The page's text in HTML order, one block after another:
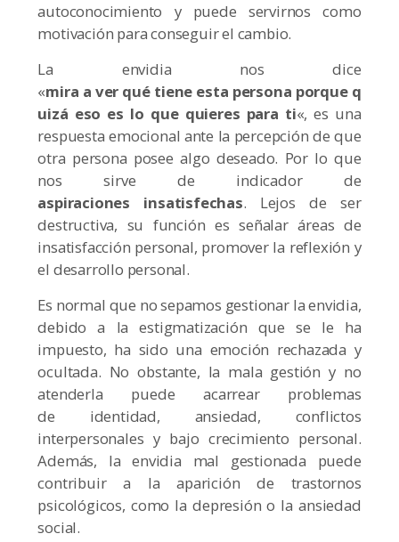
autoconocimiento y puede servirnos como
motivación para conseguir el cambio.
La envidia nos dice
«mira a ver qué tiene esta persona porque q
uizá eso es lo que quieres para ti«, es una
respuesta emocional ante la percepción de que
otra persona posee algo deseado. Por lo que
nos sirve de indicador de
aspiraciones insatisfechas. Lejos de ser
destructiva, su función es señalar áreas de
insatisfacción personal, promover la reflexión y
el desarrollo personal.
Es normal que no sepamos gestionar la envidia,
debido a la estigmatización que se le ha
impuesto, ha sido una emoción rechazada y
ocultada. No obstante, la mala gestión y no
atenderla puede acarrear problemas
de identidad, ansiedad, conflictos
interpersonales y bajo crecimiento personal.
Además, la envidia mal gestionada puede
contribuir a la aparición de trastornos
psicológicos, como la depresión o la ansiedad
social.